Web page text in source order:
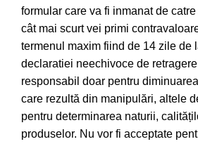
formular care va fi inmanat de
cât mai scurt vei primi
termenul maxim fiind de 14 zile de
declaratiei neechivoce de
responsabil doar pentru
care rezultă din manipulări, altele
pentru determinarea naturii,
produselor. Nu vor fi acceptate